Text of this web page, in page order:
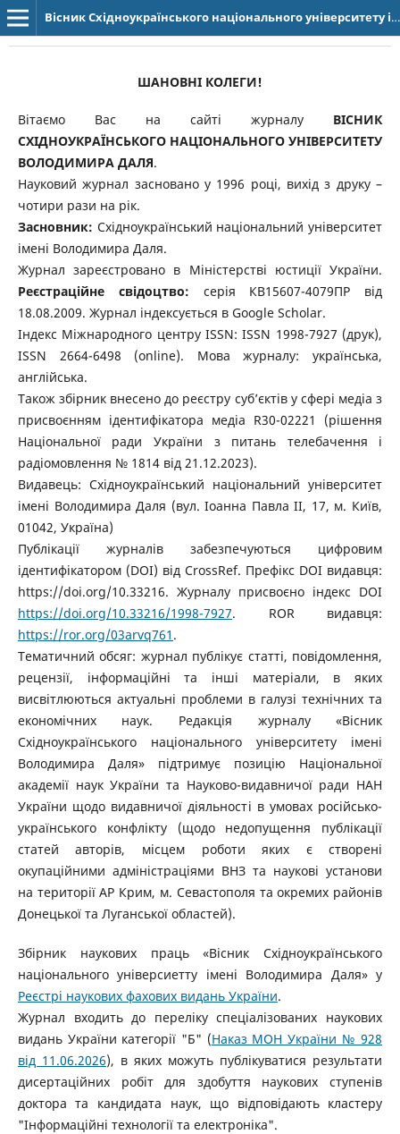
Вісник Східноукраїнського національного університету імені Володимира Даля
ШАНОВНІ КОЛЕГИ!
Вітаємо Вас на сайті журналу ВІСНИК
СХІДНОУКРАЇНСЬКОГО НАЦІОНАЛЬНОГО УНІВЕРСИТЕТУ
ВОЛОДИМИРА ДАЛЯ.
Науковий журнал засновано у 1996 році, вихід з друку –
чотири рази на рік.
Засновник: Східноукраїнський національний університет
імені Володимира Даля.
Журнал зареєстровано в Міністерстві юстиції України.
Реєстраційне свідоцтво: серія КВ15607-4079ПР від
18.08.2009. Журнал індексується в Google Scholar.
Індекс Міжнародного центру ISSN: ISSN 1998-7927 (друк),
ISSN 2664-6498 (online). Мова журналу: українська,
англійська.
Також збірник внесено до реєстру суб’єктів у сфері медіа з
присвоєнням ідентифікатора медіа R30-02221 (рішення
Національної ради України з питань телебачення і
радіомовлення № 1814 від 21.12.2023).
Видавець: Східноукраїнський національний університет
імені Володимира Даля (вул. Іоанна Павла ІІ, 17, м. Київ,
01042, Україна)
Публікації журналів забезпечуються цифровим
ідентифікатором (DOI) від CrossRef. Префікс DOI видавця:
https://doi.org/10.33216. Журналу присвоєно індекс DOI
https://doi.org/10.33216/1998-7927. ROR видавця:
https://ror.org/03arvq761 .
Тематичний обсяг: журнал публікує статті, повідомлення,
рецензії, інформаційні та інші матеріали, в яких
висвітлюються актуальні проблеми в галузі технічних та
економічних наук. Редакція журналу «Вісник
Східноукраїнського національного університету імені
Володимира Даля» підтримує позицію Національної
академії наук України та Науково-видавничої ради НАН
України щодо видавничої діяльності в умовах російсько-
українського конфлікту (щодо недопущення публікації
статей авторів, місцем роботи яких є створені
окупаційними адміністраціями ВНЗ та наукові установи
на території АР Крим, м. Севастополя та окремих районів
Донецької та Луганської областей).
Збірник наукових праць «Вісник Східноукраїнського
національного універсиетту імені Володимира Даля» у
Реєстрі наукових фахових видань України.
Журнал входить до переліку спеціалізованих наукових
видань України категорії "Б" (Наказ МОН України № 928
від 11.06.2026), в яких можуть публікуватися результати
дисертаційних робіт для здобуття наукових ступенів
доктора та кандидата наук, що відповідають кластеру
"Інформаційні технології та електроніка".